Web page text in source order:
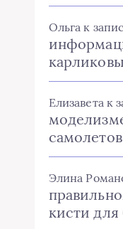
Ольга к
Елизавета к
самолетов
Элина
кисти для